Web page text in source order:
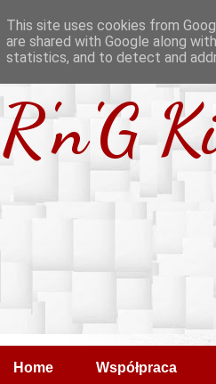
R'n'G
Home Współpraca
This site uses cookies from
are shared with Google along
statistics, and to detect and